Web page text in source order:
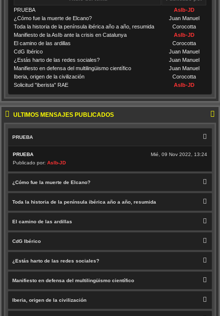
PRUEBA
AsIb-JD
¿Cómo fue la muerte de Elcano?
Juan Manuel
Toda la historia de la península ibérica año a año, resumida
Corocotta
Manifiesto de la AsIb ante la crisis en Catalunya
AsIb-JD
El camino de las ardillas
Corocotta
CdG Ibérico
Juan Manuel
¿Estás harto de las redes sociales?
Juan Manuel
Manifiesto en defensa del multilingüismo científico
Juan Manuel
Iberia, origen de la civilización
Corocotta
Solicitud "iberista" RAE
AsIb-JD
ÚLTIMOS MENSAJES PUBLICADOS
PRUEBA
PRUEBA
Mié, 09 Nov 2022, 13:24
Publicado por: AsIb-JD
¿Cómo fue la muerte de Elcano?
Toda la historia de la península ibérica año a año, resumida
El camino de las ardillas
CdG Ibérico
¿Estás harto de las redes sociales?
Manifiesto en defensa del multilingüismo científico
Iberia, origen de la civilización